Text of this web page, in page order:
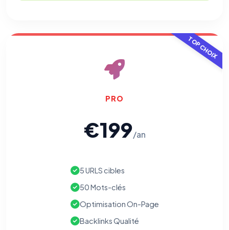
TOP CHOIX
PRO
€199/an
5 URLS cibles
50 Mots-clés
Optimisation On-Page
Backlinks Qualité